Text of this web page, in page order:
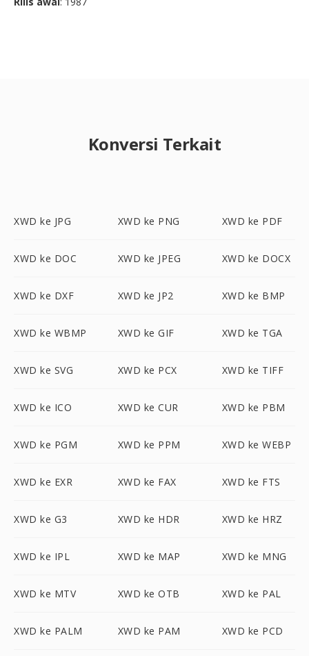
Konversi Terkait
XWD ke JPG XWD ke PNG XWD ke PDF
XWD ke DOC XWD ke JPEG XWD ke DOCX
XWD ke DXF XWD ke JP2 XWD ke BMP
XWD ke WBMP XWD ke GIF XWD ke TGA
XWD ke SVG XWD ke PCX XWD ke TIFF
XWD ke ICO XWD ke CUR XWD ke PBM
XWD ke PGM XWD ke PPM XWD ke WEBP
XWD ke EXR XWD ke FAX XWD ke FTS
XWD ke G3 XWD ke HDR XWD ke HRZ
XWD ke IPL XWD ke MAP XWD ke MNG
XWD ke MTV XWD ke OTB XWD ke PAL
XWD ke PALM XWD ke PAM XWD ke PCD